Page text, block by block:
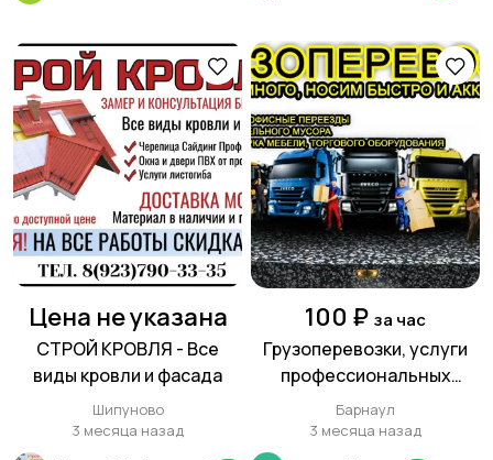
Цена не указана
СТРОЙ КРОВЛЯ - Все
виды кровли и фасада
Шипуново
3 месяца назад
100 ₽ за час
Грузоперевозки, услуги
профессиональных
грузчиков.
Барнаул
3 месяца назад